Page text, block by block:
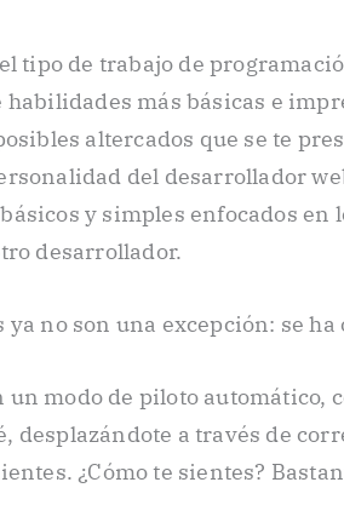
el tipo de trabajo de
habilidades más básicas e
altercados que se te
del desarrollador
y simples enfocados en
desarrollador.
ya no son una excepción: se
un modo de piloto automático,
desplazándote a través de
¿Cómo te sientes?